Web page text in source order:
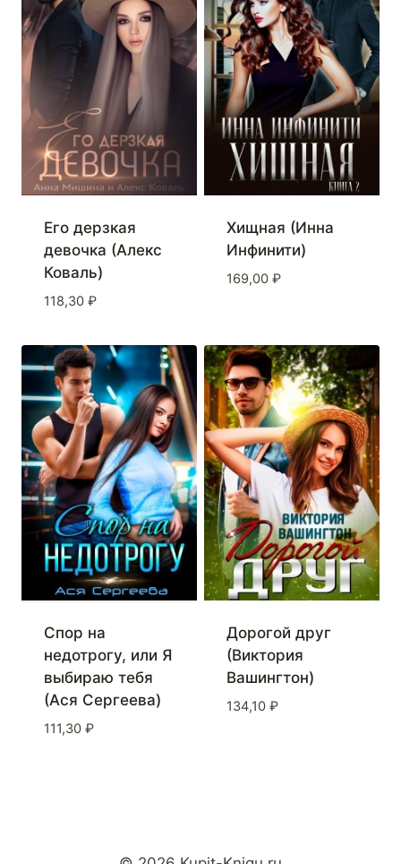
Его дерзкая
девочка (Алекс
Коваль)
118,30 ₽
Хищная (Инна
Инфинити)
169,00 ₽
Спор на
недотрогу, или Я
выбираю тебя
(Ася Сергеева)
111,30 ₽
Дорогой друг
(Виктория
Вашингтон)
134,10 ₽